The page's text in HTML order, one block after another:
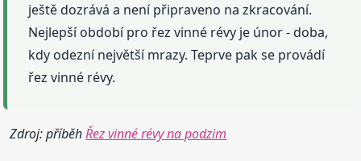
ještě dozrává a není připraveno na zkracování.
Nejlepší období pro řez vinné révy je únor - doba,
kdy odezní největší mrazy. Teprve pak se provádí
řez vinné révy.
Zdroj: příběhŘez vinné révy na podzim